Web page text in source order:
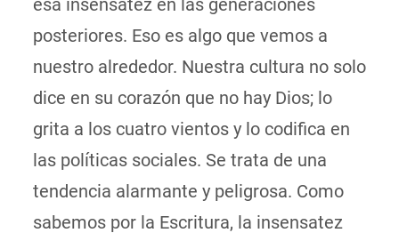
esa insensatez en las generaciones
posteriores. Eso es algo que vemos a
nuestro alrededor. Nuestra cultura no solo
dice en su corazón que no hay Dios; lo
grita a los cuatro vientos y lo codifica en
las políticas sociales. Se trata de una
tendencia alarmante y peligrosa. Como
sabemos por la Escritura, la insensatez